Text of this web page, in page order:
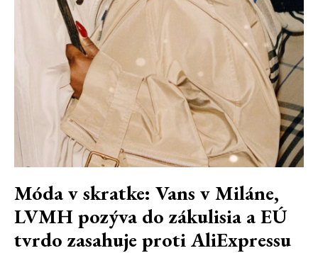
Móda v skratke: Vans v Miláne,
LVMH pozýva do zákulisia a EÚ
tvrdo zasahuje proti AliExpressu